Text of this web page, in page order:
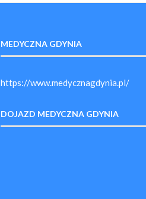
MEDYCZNA GDYNIA
https://www.medycznagdynia.pl/
DOJAZD MEDYCZNA GDYNIA